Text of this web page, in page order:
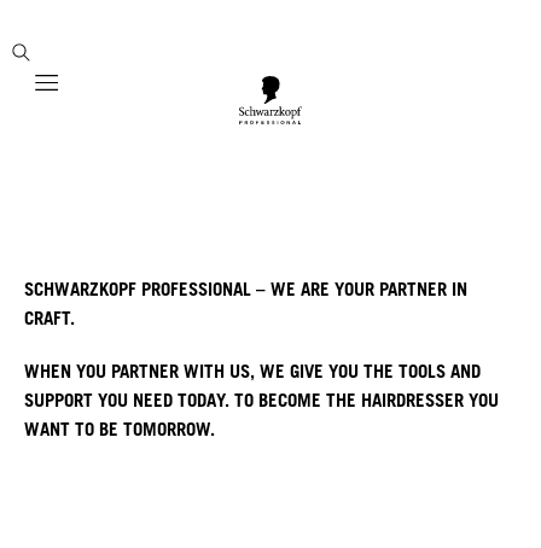
Mobile navigation
SCHWARZKOPF PROFESSIONAL – WE ARE YOUR PARTNER IN
CRAFT.
WHEN YOU PARTNER WITH US, WE GIVE YOU THE TOOLS AND
SUPPORT YOU NEED TODAY. TO BECOME THE HAIRDRESSER YOU
WANT TO BE TOMORROW.